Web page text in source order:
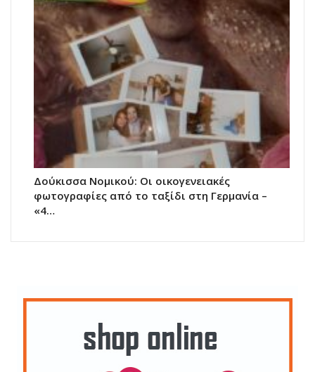
Δούκισσα Νομικού: Οι οικογενειακές
φωτογραφίες από το ταξίδι στη Γερμανία –
«4…